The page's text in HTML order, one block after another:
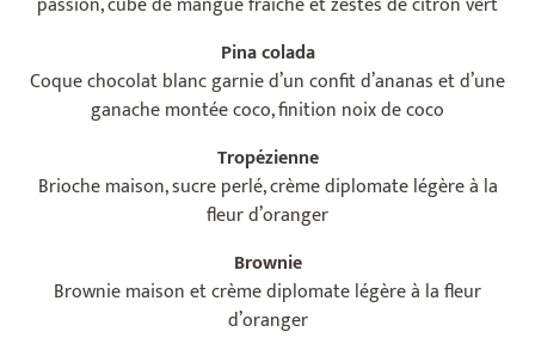
Pina colada
Coque chocolat blanc garnie d’un confit d’ananas et d’une
ganache montée coco, finition noix de coco
Tropézienne
Brioche maison, sucre perlé, crème diplomate légère à la
fleur d’oranger
Brownie
Brownie maison et crème diplomate légère à la fleur
d’oranger